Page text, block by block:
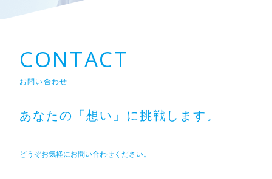
CONTACT
お問い合わせ
あなたの「想い」に挑戦します。
どうぞお気軽にお問い合わせください。